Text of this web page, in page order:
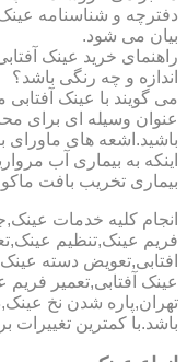
دفترچه و شناسنامه
بیان می شود.
راهنمای خرید عینک
اندازه و چه رنگی باشد؟
می گویند با عینک
عنوان وسیله ای برای
باشید.اشعه های
اینکه به بیماری آب
بیماری تخریب بافت
انجام کلیه خدمات
فریم عینک,تنظیم
افتابی,تعویض دسته
عینک آفتابی,تعمیر
تهران,پاره شدن نخ
باشد.با کمترین